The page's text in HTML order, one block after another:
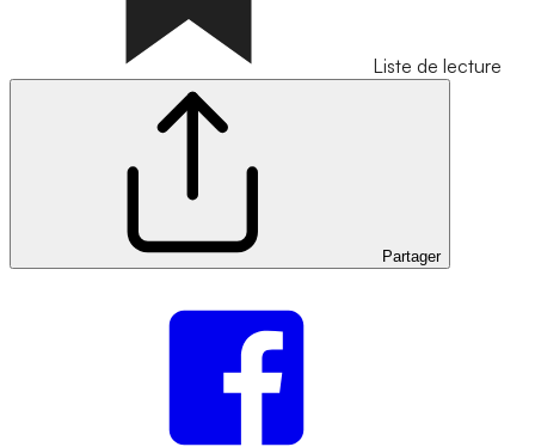
Liste de lecture
Partager